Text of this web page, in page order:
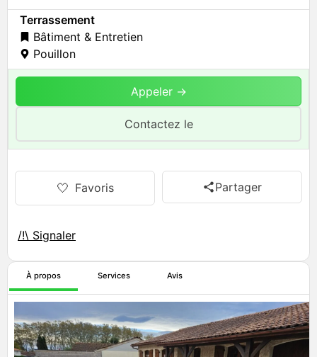
Terrassement
Bâtiment & Entretien
Pouillon
Appeler →
Contactez le
🤍 Favoris Partager
/!\ Signaler
À propos Services Avis